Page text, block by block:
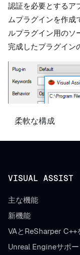
認証を必要とするア
ムプラグインを作
ルプラグイン用のソ
完成したプラグイン
柔軟な構成
VISUAL ASSIST
主な機能
新機能
VAとReSharper C++
Unreal Engineサポー